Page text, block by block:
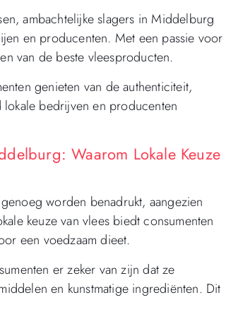
ambachtelijke slagers in Middelburg
en producenten. Met een passie voor
van de beste vleesproducten.
genieten van de authenticiteit,
bedrijven en producenten
Waarom Lokale Keuze
worden benadrukt, aangezien
keuze van vlees biedt consumenten
een voedzaam dieet.
er zeker van zijn dat ze
en kunstmatige ingrediënten. Dit